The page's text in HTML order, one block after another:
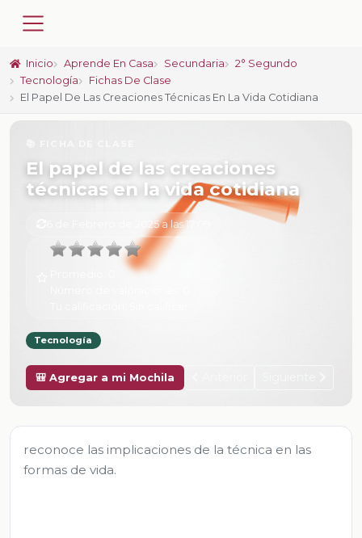
Inicio Aprende En Casa Secundaria
2° Segundo
Tecnología
Fichas De Clase
El Papel De Las Creaciones Técnicas En La Vida Cotidiana
El papel de las creaciones
técnicas en la vida cotidiana
6 de Febrero de 2025 a las 17:09
Tecnología
🎒 Agregar a mi Mochila
reconoce las implicaciones de la técnica en las
formas de vida.